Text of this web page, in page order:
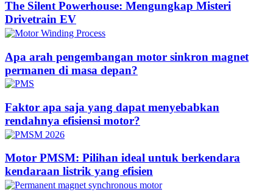
The Silent Powerhouse: Mengungkap Misteri
Drivetrain EV
Apa arah pengembangan motor sinkron magnet
permanen di masa depan?
Faktor apa saja yang dapat menyebabkan
rendahnya efisiensi motor?
Motor PMSM: Pilihan ideal untuk berkendara
kendaraan listrik yang efisien